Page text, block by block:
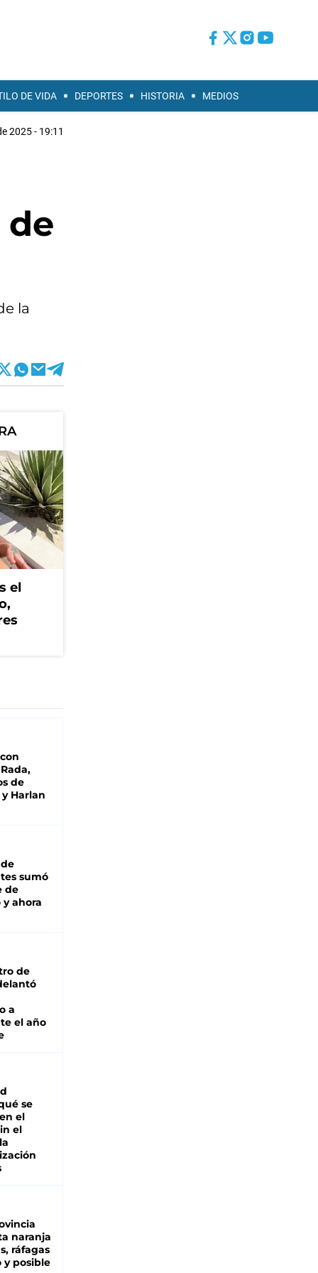
DE VIDA DEPORTES HISTORIA MEDIOS
2025 - 19:11
de
la
el
de
Harlan
sumó
de
y ahora
de
a
el año
se
el
el
naranja
ráfagas
y posible